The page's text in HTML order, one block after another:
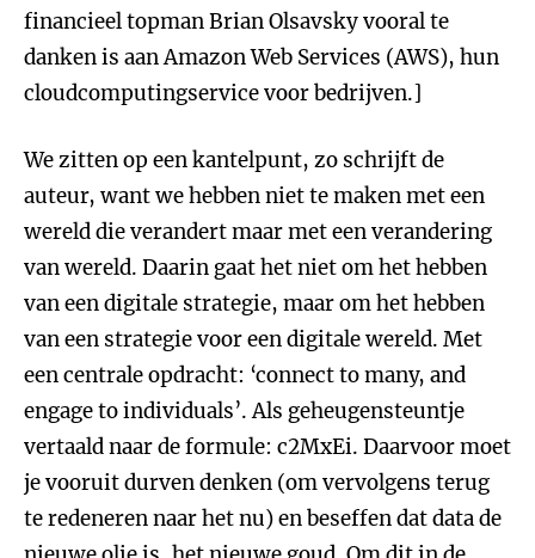
financieel topman Brian Olsavsky vooral te
danken is aan Amazon Web Services (AWS), hun
cloudcomputingservice voor bedrijven.]
We zitten op een kantelpunt, zo schrijft de
auteur, want we hebben niet te maken met een
wereld die verandert maar met een verandering
van wereld. Daarin gaat het niet om het hebben
van een digitale strategie, maar om het hebben
van een strategie voor een digitale wereld. Met
een centrale opdracht: ‘connect to many, and
engage to individuals’. Als geheugensteuntje
vertaald naar de formule: c2MxEi. Daarvoor moet
je vooruit durven denken (om vervolgens terug
te redeneren naar het nu) en beseffen dat data de